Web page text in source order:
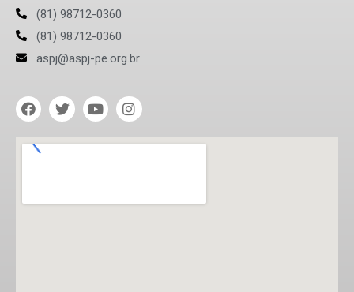
(81) 98712-0360
(81) 98712-0360
aspj@aspj-pe.org.br